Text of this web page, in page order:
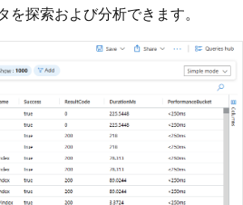
を探索および分析できます。